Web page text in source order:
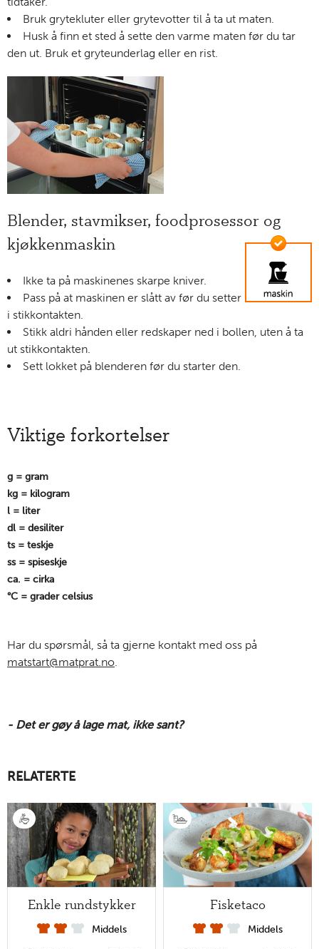
Bruk grytekluter eller grytevotter til å ta ut maten.
Husk å finn et sted å sette den varme maten før du tar
den ut. Bruk et gryteunderlag eller en rist.
Blender, stavmikser, foodprosessor og
kjøkkenmaskin
Ikke ta på maskinenes skarpe kniver.
Pass på at maskinen er slått av før du setter
i stikkontakten.
Stikk aldri hånden eller redskaper ned i bollen, uten å ta
ut stikkontakten.
Sett lokket på blenderen før du starter den.
Viktige forkortelser
g = gram
kg = kilogram
l = liter
dl = desiliter
ts = teskje
ss = spiseskje
ca. = cirka
°C = grader celsius
Har du spørsmål, så ta gjerne kontakt med oss på
matstart@matprat.no.
- Det er gøy å lage mat, ikke sant?
RELATERTE
Enkle rundstykker
Middels
Fisketaco
Middels